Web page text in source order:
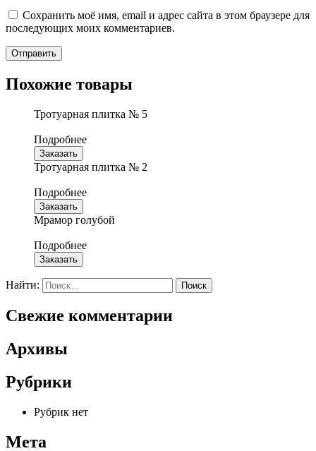
Сохранить моё имя, email и адрес сайта в этом браузере для
последующих моих комментариев.
Похожие товары
Тротуарная плитка № 5
Подробнее
Заказать
Тротуарная плитка № 2
Подробнее
Заказать
Мрамор голубой
Подробнее
Заказать
Найти:
Свежие комментарии
Архивы
Рубрики
Рубрик нет
Мета